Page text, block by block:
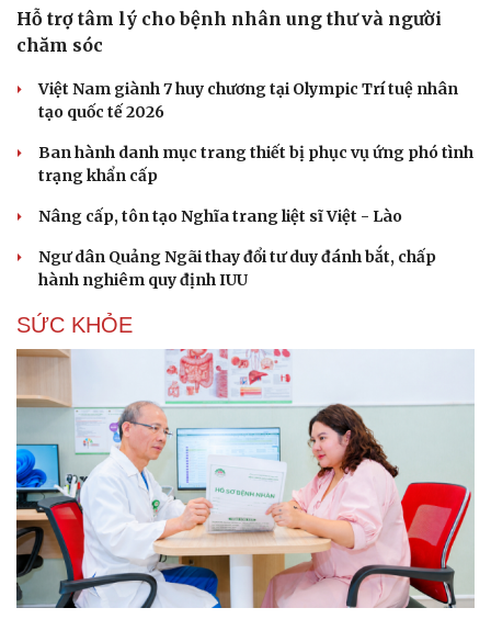
Hỗ trợ tâm lý cho bệnh nhân ung thư và người
chăm sóc
Việt Nam giành 7 huy chương tại Olympic Trí tuệ nhân
tạo quốc tế 2026
Ban hành danh mục trang thiết bị phục vụ ứng phó tình
trạng khẩn cấp
Nâng cấp, tôn tạo Nghĩa trang liệt sĩ Việt - Lào
Ngư dân Quảng Ngãi thay đổi tư duy đánh bắt, chấp
hành nghiêm quy định IUU
SỨC KHỎE